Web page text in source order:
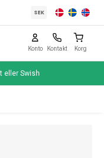
SEK
Konto Kontakt Korg
eller Swish